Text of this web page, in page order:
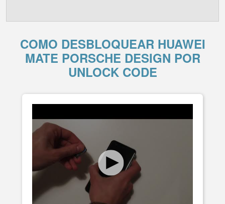
COMO DESBLOQUEAR HUAWEI
MATE PORSCHE DESIGN POR
UNLOCK CODE